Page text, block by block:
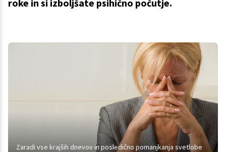
roke in si izboljšate psihično počutje.
Zaradi vse krajših dnevov in posledično pomanjkanja svetlobe